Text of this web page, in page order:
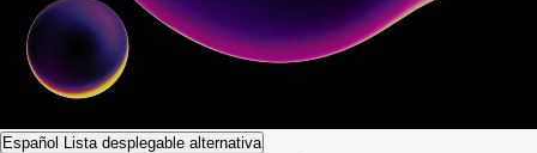
Español Lista desplegable alternativa